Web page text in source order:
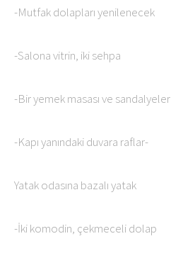
-Mutfak dolapları yenilenecek
-Salona vitrin, iki sehpa
-Bir yemek masası ve sandalyeler
-Kapı yanındaki duvara raflar-
Yatak odasına bazalı yatak
-İki komodin, çekmeceli dolap